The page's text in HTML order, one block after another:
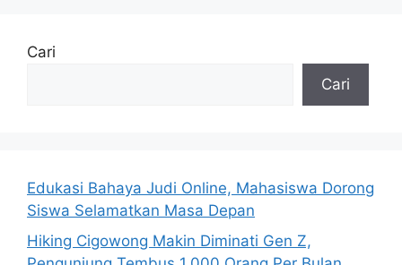
Cari
Cari
Edukasi Bahaya Judi Online, Mahasiswa Dorong
Siswa Selamatkan Masa Depan
Hiking Cigowong Makin Diminati Gen Z,